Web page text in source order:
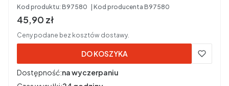
Kod produktu: B97580 Kod producenta B97580
Cena brutto
45,90 zł
Ceny podane bez kosztów dostawy.
DO KOSZYKA
Dostępność:na wyczerpaniu